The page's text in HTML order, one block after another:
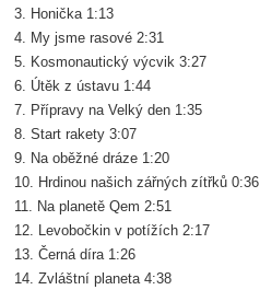
3. Honička 1:13
4. My jsme rasové 2:31
5. Kosmonautický výcvik 3:27
6. Útěk z ústavu 1:44
7. Přípravy na Velký den 1:35
8. Start rakety 3:07
9. Na oběžné dráze 1:20
10. Hrdinou našich zářných zítřků 0:36
11. Na planetě Qem 2:51
12. Levobočkin v potížích 2:17
13. Černá díra 1:26
14. Zvláštní planeta 4:38